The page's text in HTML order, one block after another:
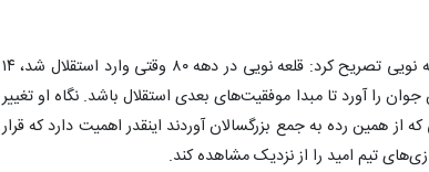
علوی با اشاره به نحوه مدیریت امیر قلعه نویی تصریح کرد: قلعه نویی در دهه ۸۰ وقتی وارد استقلال شد، ۱۴
را کنار گذاشت و ۱۴ بازیکن جوان را آورد تا مبدا موفقیت‌های بعدی استقلال باشد. نگاه او تغییر
همین رده به جمع بزرگسالان آوردند اینقدر اهمیت دارد که قرار
تیم امید را از نزدیک مشاهده کند.